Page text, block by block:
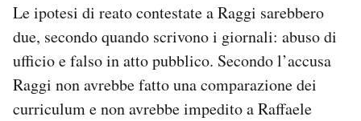
Le ipotesi di reato contestate a Raggi sarebbero
due, secondo quando scrivono i giornali: abuso di
ufficio e falso in atto pubblico. Secondo l’accusa
Raggi non avrebbe fatto una comparazione dei
curriculum e non avrebbe impedito a Raffaele